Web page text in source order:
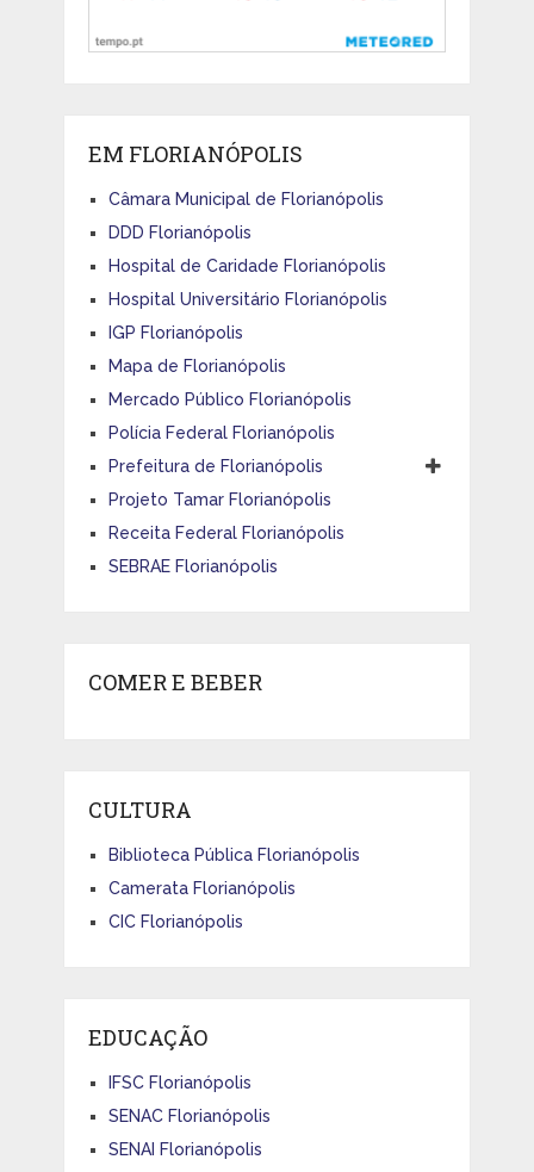
EM FLORIANÓPOLIS
Câmara Municipal de Florianópolis
DDD Florianópolis
Hospital de Caridade Florianópolis
Hospital Universitário Florianópolis
IGP Florianópolis
Mapa de Florianópolis
Mercado Público Florianópolis
Polícia Federal Florianópolis
Prefeitura de Florianópolis
Projeto Tamar Florianópolis
Receita Federal Florianópolis
SEBRAE Florianópolis
COMER E BEBER
CULTURA
Biblioteca Pública Florianópolis
Camerata Florianópolis
CIC Florianópolis
EDUCAÇÃO
IFSC Florianópolis
SENAC Florianópolis
SENAI Florianópolis